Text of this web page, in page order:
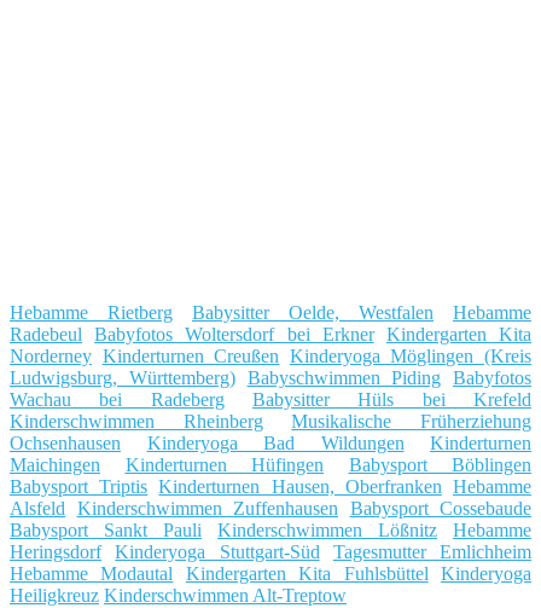
Hebamme Rietberg Babysitter Oelde, Westfalen
Hebamme
Radebeul
Babyfotos Woltersdorf bei Erkner
Kindergarten Kita
Norderney Kinderturnen Creußen Kinderyoga Möglingen (Kreis
Ludwigsburg, Württemberg)
Babyschwimmen Piding Babyfotos
Wachau bei Radeberg
Babysitter Hüls bei Krefeld
Kinderschwimmen Rheinberg
Musikalische Früherziehung
Ochsenhausen
Kinderyoga Bad Wildungen
Kinderturnen
Maichingen
Kinderturnen Hüfingen
Babysport Böblingen
Babysport Triptis Kinderturnen Hausen, Oberfranken Hebamme
Alsfeld
Kinderschwimmen Zuffenhausen
Babysport Cossebaude
Babysport Sankt Pauli
Kinderschwimmen Lößnitz
Hebamme
Heringsdorf
Kinderyoga Stuttgart-Süd
Tagesmutter Emlichheim
Hebamme Modautal
Kindergarten Kita Fuhlsbüttel
Kinderyoga
Heiligkreuz Kinderschwimmen Alt-Treptow